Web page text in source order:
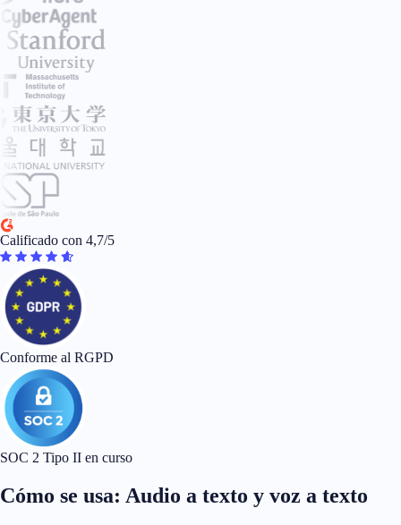
Calificado con 4,7/5
Conforme al RGPD
SOC 2 Tipo II en curso
Cómo se usa: Audio a texto y voz a texto